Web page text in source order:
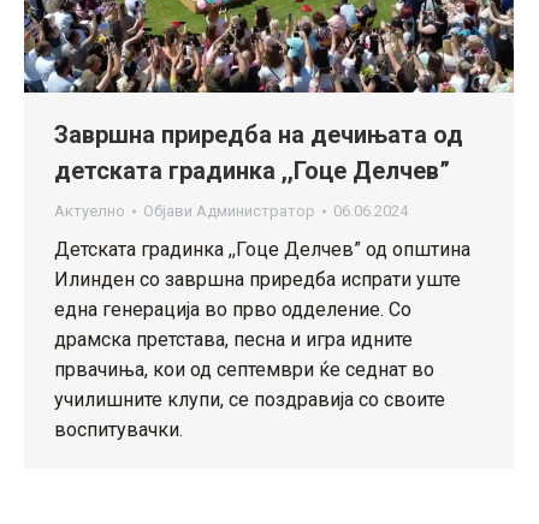
Завршна приредба на дечињата од
детската градинка ,,Гоце Делчев”
Актуелно Објави Администратор 06.06.2024
Детската градинка ,,Гоце Делчев” од општина
Илинден со завршна приредба испрати уште
една генерација во прво одделение. Со
драмска претстава, песна и игра идните
првачиња, кои од септември ќе седнат во
училишните клупи, се поздравија со своите
воспитувачки.